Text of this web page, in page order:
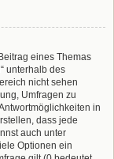
eines Themas
unterhalb des
nicht sehen
Umfragen zu
in
dass jede
auch unter
Optionen ein